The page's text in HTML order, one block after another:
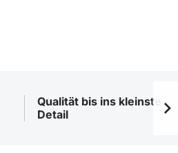
Qualität bis ins kleinste
Detail